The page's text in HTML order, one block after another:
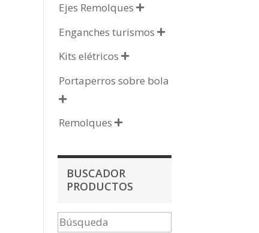
Ejes Remolques 
Enganches turismos 
Kits elétricos 
Portaperros sobre bola

Remolques 
BUSCADOR
PRODUCTOS